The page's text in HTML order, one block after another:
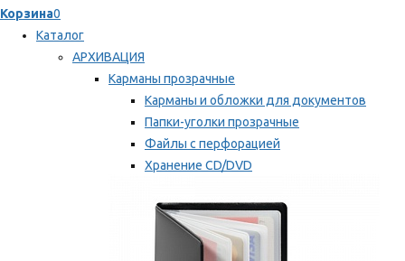
Корзина0
Каталог
АРХИВАЦИЯ
Карманы прозрачные
Карманы и обложки для документов
Папки-уголки прозрачные
Файлы с перфорацией
Хранение CD/DVD
Мы рекомендуем